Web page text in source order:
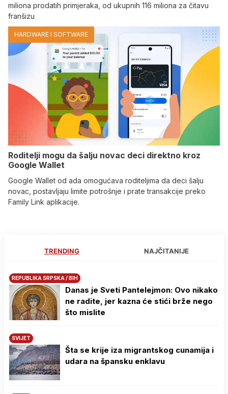
miliona prodatih primjeraka, od ukupnih 116 miliona za čitavu
franšizu
HARDWARE I SOFTWARE
Roditelji mogu da šalju novac deci direktno kroz
Google Wallet
Google Wallet od ada omogućava roditeljima da deci šalju
novac, postavljaju limite potrošnje i prate transakcije preko
Family Link aplikacije.
TRENDING NAJČITANIJE
REPUBLIKA SRPSKA / BIH
Danas je Sveti Pantelejmon: Ovo nikako
ne radite, jer kazna će stići brže nego
što mislite
SVIJET
Šta se krije iza migrantskog cunamija i
udara na špansku enklavu